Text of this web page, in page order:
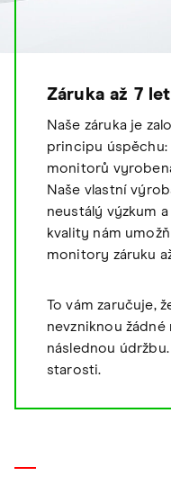
Záruka až 7
Naše záruka je
principu
monitorů
Naše vlastní
neustálý výzkum
kvality nám
monitory záruku
To vám zaručuje,
nevzniknou
následnou
starosti.